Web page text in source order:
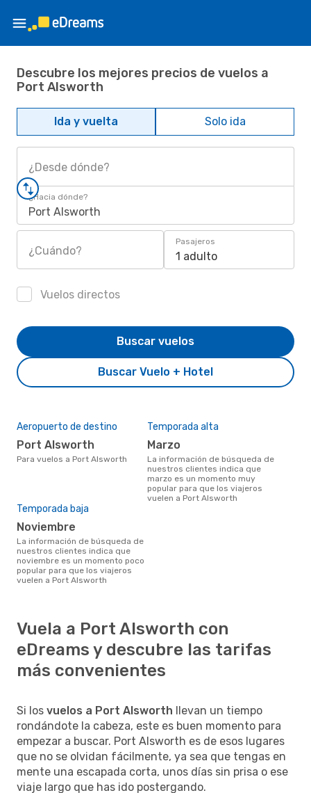
Descubre los mejores precios de vuelos a
Port Alsworth
Ida y vuelta Solo ida
¿Desde dónde?
¿Hacia dónde?
Port Alsworth
¿Cuándo?
Pasajeros
1 adulto
Vuelos directos
Buscar Vuelo + Hotel
Buscar vuelos
Aeropuerto de destino
Port Alsworth
Para vuelos a Port Alsworth
Temporada alta
marzo
La información de búsqueda de
nuestros clientes indica que
marzo es un momento muy
popular para que los viajeros
vuelen a Port Alsworth
Temporada baja
noviembre
La información de búsqueda de
nuestros clientes indica que
noviembre es un momento poco
popular para que los viajeros
vuelen a Port Alsworth
Vuela a Port Alsworth con
eDreams y descubre las tarifas
más convenientes
Si los vuelos a Port Alsworth llevan un tiempo
rondándote la cabeza, este es buen momento para
empezar a buscar. Port Alsworth es de esos lugares
que no se olvidan fácilmente, ya sea que tengas en
mente una escapada corta, unos días sin prisa o ese
viaje largo que has ido postergando.